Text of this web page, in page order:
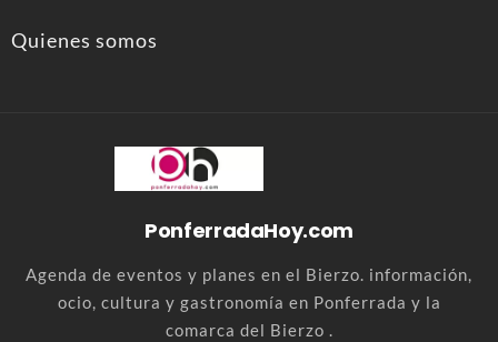
Quienes somos
PonferradaHoy.com
Agenda de eventos y planes en el Bierzo. información,
ocio, cultura y gastronomía en Ponferrada y la
comarca del Bierzo .